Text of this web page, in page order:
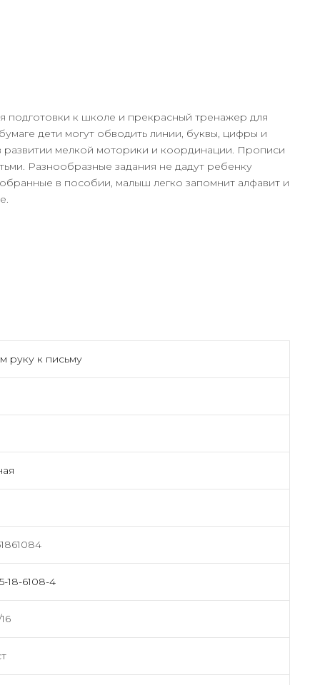
подготовки к школе и прекрасный тренажер для
дети могут обводить линии, буквы, цифры и
развитии мелкой моторики и координации. Прописи
Разнообразные задания не дадут ребенку
в пособии, малыш легко запомнит алфавит и
руку к письму
18-6108-4